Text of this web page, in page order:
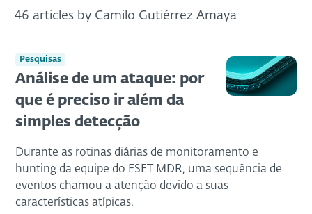
46 articles by Camilo Gutiérrez Amaya
Pesquisas
Análise de um ataque: por
que é preciso ir além da
simples detecção
Durante as rotinas diárias de monitoramento e
hunting da equipe do ESET MDR, uma sequência de
eventos chamou a atenção devido a suas
características atípicas.